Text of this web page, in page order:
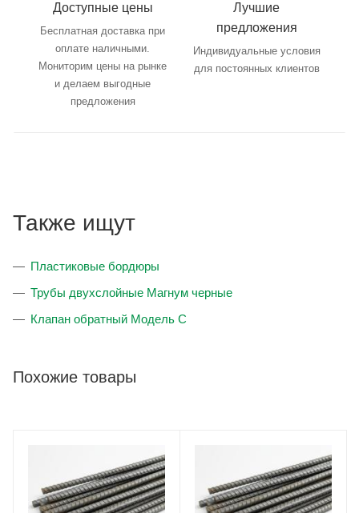
Доступные цены
Бесплатная доставка при
оплате наличными.
Мониторим цены на рынке
и делаем выгодные
предложения
Лучшие
предложения
Индивидуальные условия
для постоянных клиентов
Также ищут
Пластиковые бордюры
Трубы двухслойные Магнум черные
Клапан обратный Модель С
Похожие товары